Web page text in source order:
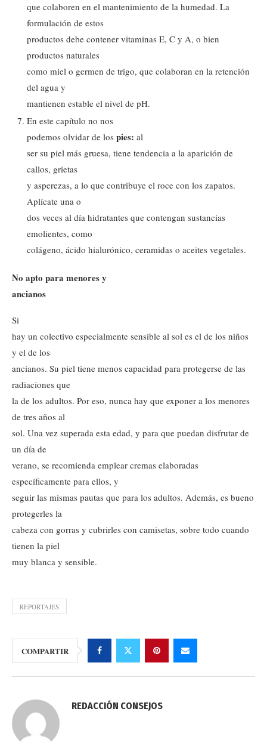
que colaboren en el mantenimiento de la humedad. La
formulación de estos
productos debe contener vitaminas E, C y A, o bien
productos naturales
como miel o germen de trigo, que colaboran en la retención
del agua y
mantienen estable el nivel de pH.
En este capítulo no nos
podemos olvidar de los pies: al
ser su piel más gruesa, tiene tendencia a la aparición de
callos, grietas
y asperezas, a lo que contribuye el roce con los zapatos.
Aplícate una o
dos veces al día hidratantes que contengan sustancias
emolientes, como
colágeno, ácido hialurónico, ceramidas o aceites vegetales.
No apto para menores y
ancianos
Si
hay un colectivo especialmente sensible al sol es el de los niños
y el de los
ancianos. Su piel tiene menos capacidad para protegerse de las
radiaciones que
la de los adultos. Por eso, nunca hay que exponer a los menores
de tres años al
sol. Una vez superada esta edad, y para que puedan disfrutar de
un día de
verano, se recomienda emplear cremas elaboradas
específicamente para ellos, y
seguir las mismas pautas que para los adultos. Además, es bueno
protegerles la
cabeza con gorras y cubrirles con camisetas, sobre todo cuando
tienen la piel
muy blanca y sensible.
REPORTAJES
COMPARTIR
REDACCIÓN CONSEJOS